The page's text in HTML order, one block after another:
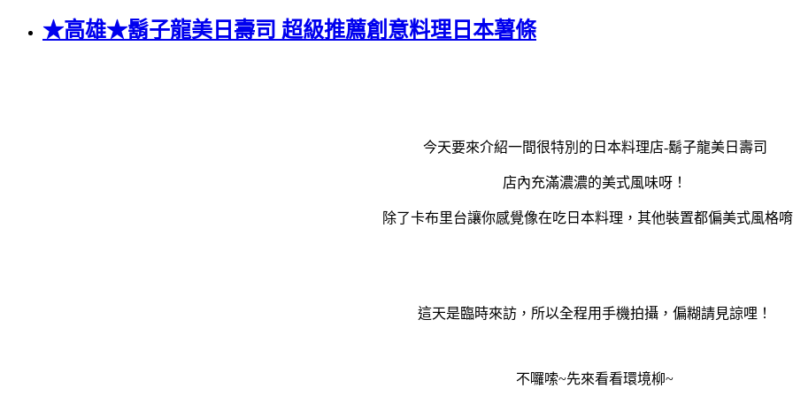
★高雄★鬍子龍美日壽司 超級推薦創意料理日本薯條
今天要來介紹一間很特別的日本料理店-鬍子龍美日壽司
店內充滿濃濃的美式風味呀！
除了卡布里台讓你感覺像在吃日本料理，其他裝置都偏美式風格
這天是臨時來訪，所以全程用手機拍攝，偏糊請見諒哩！
不囉嗦~先來看看環境柳~